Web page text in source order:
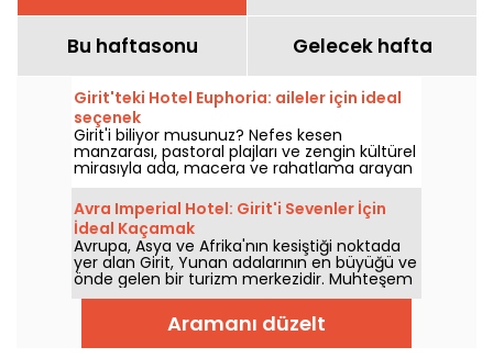
Bu haftasonu Gelecek hafta
Girit'teki Hotel Euphoria: aileler için ideal
seçenek
Girit'i biliyor musunuz? Nefes kesen
manzarası, pastoral plajları ve zengin kültürel
mirasıyla ada, macera ve rahatlama arayan
gezginlerin tercih ettiği bir destinasyondur.
Avra Imperial Hotel: Girit'i Sevenler İçin
İdeal Kaçamak
Avrupa, Asya ve Afrika'nın kesiştiği noktada
yer alan Girit, Yunan adalarının en büyüğü ve
önde gelen bir turizm merkezidir. Muhteşem
plajları, büyüleyici arkeolojik alanları ve
görkemli dağlarıyla tanınan Girit,
ziyaretçilerine eşsiz bir deneyim
sunmaktadır. Mevcut çok sayıda konaklama
Aramanı düzelt